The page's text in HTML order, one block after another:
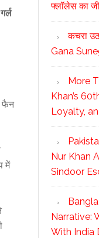
गर्ल
फैन
में
फ्लॉलेस का
कचरा
Gana
More
Khan’s
Loyalty,
Nur Khan
Sindoor
Narrative:
With India